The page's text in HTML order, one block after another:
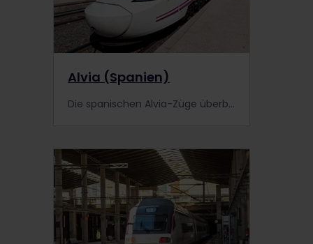
Alvia (Spanien)
Die spanischen Alvia-Züge überbrücken große Entfernungen mit Highspeed-Zügen und verbinden sämtliche Großstädte Spaniens. Informiere dich genauer.